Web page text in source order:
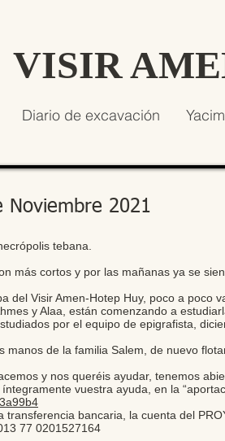
VISIR
Diario de excavación
Noviembre 2021
tebana.
más cortos y por las mañanas ya se
del Visir Amen-Hotep Huy, poco a poco
y Alaa, están comenzando a
por el equipo de epigrafista,
manos de la familia Salem, de nuevo
y nos queréis ayudar, tenemos
vuestra ayuda, en la
transferencia bancaria, la cuenta del
77 0201527164